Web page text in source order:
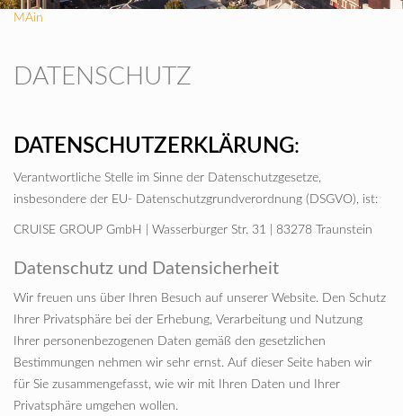
MAin
DATENSCHUTZ
DATENSCHUTZERKLÄRUNG:
Verantwortliche Stelle im Sinne der Datenschutzgesetze,
insbesondere der EU- Datenschutzgrundverordnung (DSGVO), ist:
CRUISE GROUP GmbH | Wasserburger Str. 31 | 83278 Traunstein
Datenschutz und Datensicherheit
Wir freuen uns über Ihren Besuch auf unserer Website. Den Schutz
Ihrer Privatsphäre bei der Erhebung, Verarbeitung und Nutzung
Ihrer personenbezogenen Daten gemäß den gesetzlichen
Bestimmungen nehmen wir sehr ernst. Auf dieser Seite haben wir
für Sie zusammengefasst, wie wir mit Ihren Daten und Ihrer
Privatsphäre umgehen wollen.